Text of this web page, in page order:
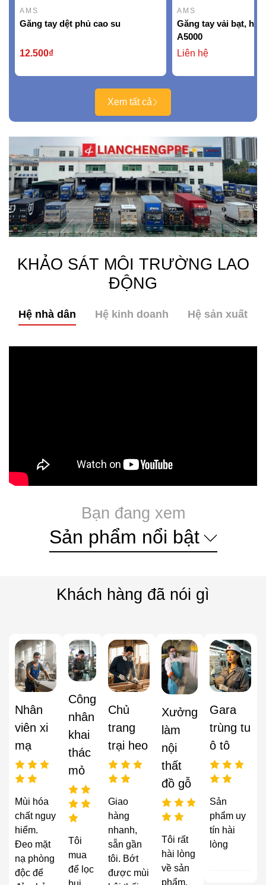
AMS
Găng tay dệt phủ cao su
12.500₫
AMS
Găng tay vải bạt,
A5000
Liên hệ
Xem tất cả
KHẢO SÁT MÔI TRƯỜNG LAO
ĐỘNG
Hệ nhà dân Hệ kinh doanh Hệ sản xuất
Bạn đang xem
Sản phẩm nổi bật
Khách hàng đã nói gì
Nhân
viên xi
mạ
Mùi hóa
chất nguy
hiểm.
Đeo mặt
nạ phòng
độc để
Công
nhân
khai
thác
mỏ
Tôi
mua
để lọc
Chủ
trang
trại heo
Giao
hàng
nhanh,
sẵn gần
tôi. Bớt
được mùi
Xưởng
làm
nội
thất
đồ gỗ
Tôi rất
hài lòng
về sản
phẩm,
Gara
trùng tu
ô tô
Sản
phẩm uy
tín hài
lòng